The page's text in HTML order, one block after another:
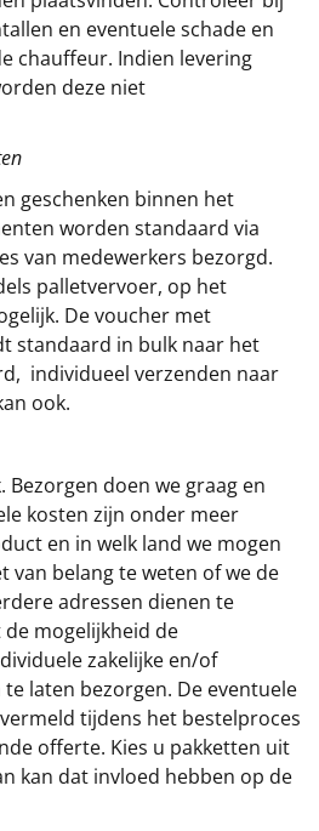
en eventuele schade en
chauffeur. Indien levering
deze niet
geschenken binnen het
worden standaard via
van medewerkers bezorgd.
palletvervoer, op het
De voucher met
standaard in bulk naar het
individueel verzenden naar
ook.
doen we graag en
kosten zijn onder meer
en in welk land we mogen
van belang te weten of we de
adressen dienen te
mogelijkheid de
zakelijke en/of
laten bezorgen. De eventuele
tijdens het bestelproces
offerte. Kies u pakketten uit
kan dat invloed hebben op de